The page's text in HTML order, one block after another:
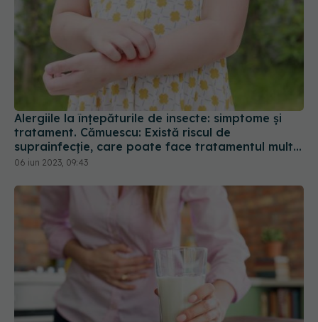
Alergiile la înțepăturile de insecte: simptome și
tratament. Cămuescu: Există riscul de
suprainfecție, care poate face tratamentul mult
mai dificil
06 iun 2023, 09:43